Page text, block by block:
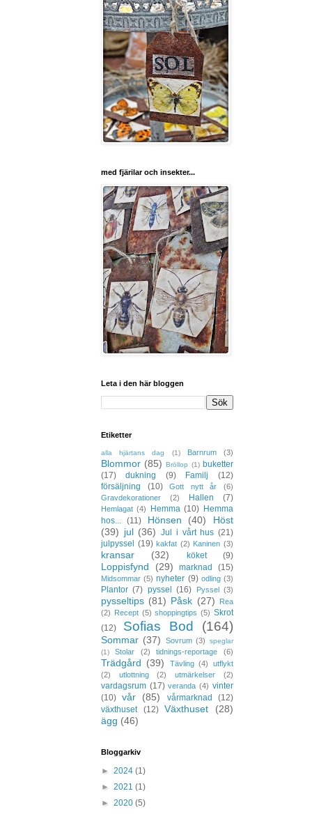
med fjärilar och insekter...
Leta i den här bloggen
Etiketter
alla hjärtans dag (1) Barnrum (3)
Blommor (85) Bröllop (1) buketter
(17)
dukning (9) Familj
(12)
försäljning
(10) Gott nytt år
(6)
Gravdekorationer
(2) Hallen (7)
Hemlagat (4) Hemma (10) Hemma
hos...
(11) Hönsen (40)
Höst
(39) jul (36) Jul i vårt hus (21)
julpyssel
(19) kakfat (2) Kaninen (3)
kransar (32) köket (9)
Loppisfynd (29) marknad (15)
Midsommar (5) nyheter (9) odling (3)
Plantor (7) pyssel (16) Pyssel (3)
pysseltips (81) Påsk (27)
Rea
(2) Recept (5) shoppingtips (5) Skrot
(12)
Sofias Bod (164)
Sommar (37) Sovrum (3)
speglar
(1)
Stolar (2) tidnings-reportage (6)
Trädgård (39) Tävling (4)
utflykt
(2)
utlottning (2) utmärkelser (2)
vardagsrum (17) veranda (4) vinter
(10) vår (85) vårmarknad
(12)
växthuset
(12) Växthuset
(28)
ägg (46)
Bloggarkiv
► 2024 (1)
► 2021 (1)
► 2020 (5)